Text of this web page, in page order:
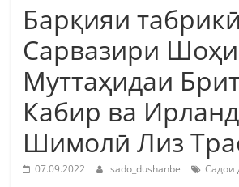
Барқияи
Сарвазири
Муттаҳидаи
Кабир ва
Шимолӣ Лиз
07.09.2022 sado_dushanbe Садои